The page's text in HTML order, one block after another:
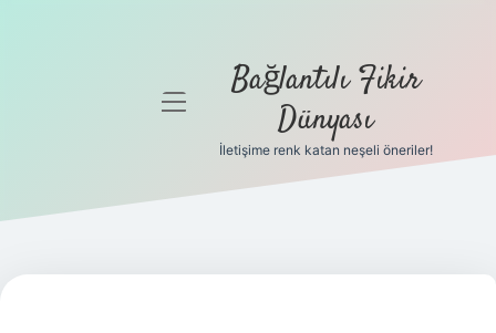
Gizlilik
menüyü
Bağlantılı Fikir
Dünyası
İletişime renk katan neşeli öneriler!